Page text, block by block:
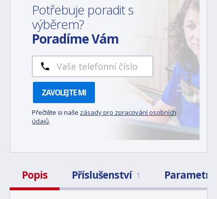
Potřebuje poradit s
výběrem?
Poradíme Vám
ZAVOLEJTE MI
Přečtěte si naše zásady pro zpracování osobních
údajů.
Popis Příslušenství 1 Parametry